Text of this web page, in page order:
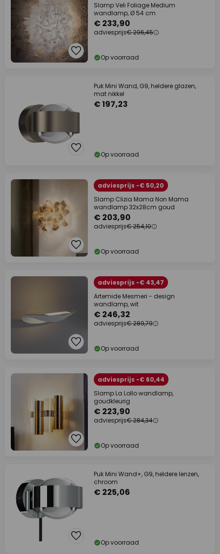
Slamp Veli Foliage Medium
wandlamp, Ø 54 cm
€ 233,90
adviesprijs€ 296,45
Op voorraad
Puk Mini Wand, G9, heldere glazen,
mat nikkel
€ 197,23
Op voorraad
adviesprijs -€ 50,20
Slamp Clizia Mama Non Mama
wandlamp 32x28cm goud
€ 203,90
adviesprijs€ 254,10
Op voorraad
adviesprijs -€ 43,47
Artemide Mesmeri - design
wandlamp, wit
€ 246,32
adviesprijs€ 289,79
Op voorraad
adviesprijs -€ 60,44
Slamp La Lollo wandlamp,
goudkleurig
€ 223,90
adviesprijs€ 284,34
Op voorraad
Puk Mini Wand+, G9, heldere lenzen,
chroom
€ 225,06
Op voorraad